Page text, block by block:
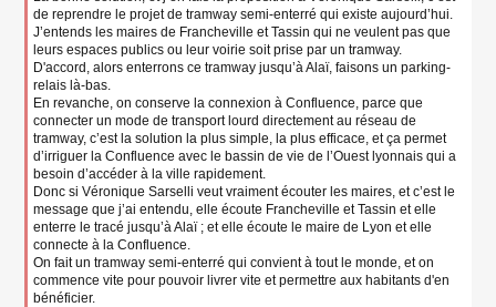
de reprendre le projet de tramway semi-enterré qui existe aujourd’hui.
J’entends les maires de Francheville et Tassin qui ne veulent pas que
leurs espaces publics ou leur voirie soit prise par un tramway.
D'accord, alors enterrons ce tramway jusqu’à Alaï, faisons un parking-
relais là-bas.
En revanche, on conserve la connexion à Confluence, parce que
connecter un mode de transport lourd directement au réseau de
tramway, c’est la solution la plus simple, la plus efficace, et ça permet
d’irriguer la Confluence avec le bassin de vie de l’Ouest lyonnais qui a
besoin d’accéder à la ville rapidement.
Donc si Véronique Sarselli veut vraiment écouter les maires, et c’est le
message que j’ai entendu, elle écoute Francheville et Tassin et elle
enterre le tracé jusqu’à Alaï ; et elle écoute le maire de Lyon et elle
connecte à la Confluence.
On fait un tramway semi-enterré qui convient à tout le monde, et on
commence vite pour pouvoir livrer vite et permettre aux habitants d'en
bénéficier.